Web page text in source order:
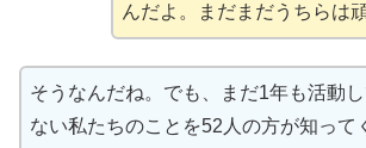
んだよ。まだまだうちらは
そうなんだね。でも、まだ1年も活動
ない私たちのことを52人の方が知って